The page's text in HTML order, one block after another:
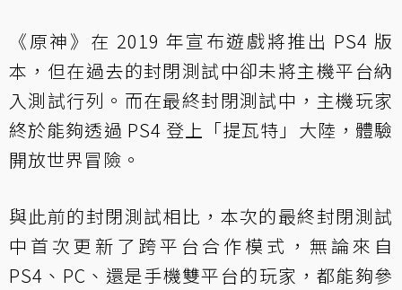
《原神》在 2019 年宣布遊戲將推出 PS4 版
本，但在過去的封閉測試中卻未將主機平台納
入測試行列。而在最終封閉測試中，主機玩家
終於能夠透過 PS4 登上「提瓦特」大陸，體驗
開放世界冒險。
與此前的封閉測試相比，本次的最終封閉測試
中首次更新了跨平台合作模式，無論來自
PS4、PC、還是手機雙平台的玩家，都能夠參